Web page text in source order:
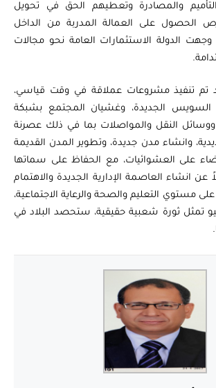
والمصادرة وتعطيهم الحق في تحويل
الحصول على العمالة المدربة من الداخل
الدولة الاستثمارات العامة نحو مجالات
تنفيذ مشروعات عملاقة في وقت قياسي،
الجديدة، وغشيان المجتمع بشبكة
النقل والمواصلات بما في ذلك عصرنة
وانشاء مدن جديدة، وتطوير المدن القديمة
على العشوائيات، مع الحفاظ على سماتها
انشاء العاصمة الإدارية الجديدة والاهتمام
مستوي التعليم والصحة والرعاية الاجتماعية،
جعل 30يونيو تمثل ثورة شعبية حقيقية، ستحصد البلاد في